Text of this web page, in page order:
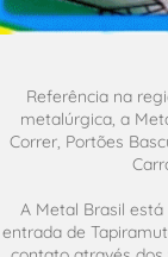
Referência na
metalúrgica, a
Correr, Portões
A Metal Brasil está
entrada de